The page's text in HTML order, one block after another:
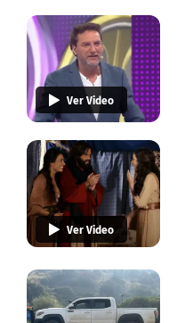
Ver Video
Ver Video